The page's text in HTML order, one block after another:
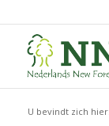
U bevindt zich hier: